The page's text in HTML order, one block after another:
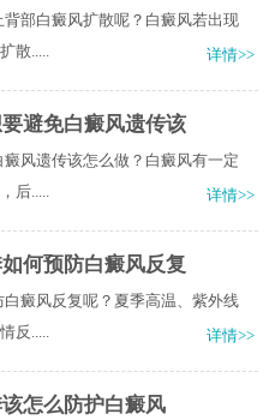
部白癜风扩散呢？白癜风若出现
散.....
详情>>
避免白癜风遗传该
风遗传该怎么做？白癜风有一定
后.....
详情>>
何预防白癜风反复
癜风反复呢？夏季高温、紫外线
反.....
详情>>
怎么防护白癜风